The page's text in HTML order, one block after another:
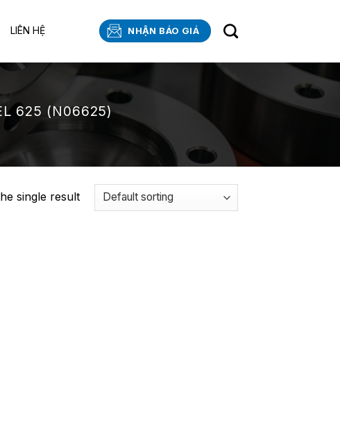
LIÊN HỆ NHẬN BÁO GIÁ
625 (N06625)
single result